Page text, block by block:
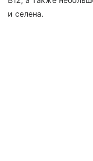
и селена.